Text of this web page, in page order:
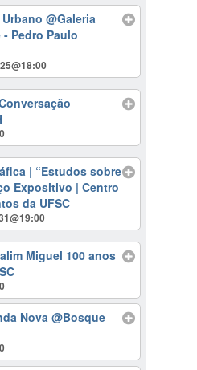
Urbano@Galeria
Pedro Paulo
| “Estudos sobre
Expositivo | Centro
da UFSC
Miguel 100 anos
Nova@Bosque